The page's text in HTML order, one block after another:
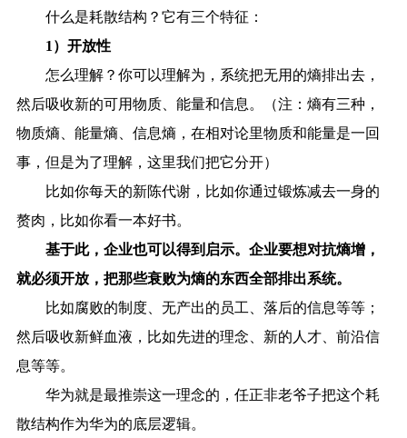
什么是耗散结构？它有三个特征：
1）开放性
怎么理解？你可以理解为，系统把无用的熵排出去，
然后吸收新的可用物质、能量和信息。（注：熵有三种，
物质熵、能量熵、信息熵，在相对论里物质和能量是一回
事，但是为了理解，这里我们把它分开）
比如你每天的新陈代谢，比如你通过锻炼减去一身的
赘肉，比如你看一本好书。
基于此，企业也可以得到启示。企业要想对抗熵增，
就必须开放，把那些衰败为熵的东西全部排出系统。
比如腐败的制度、无产出的员工、落后的信息等等；
然后吸收新鲜血液，比如先进的理念、新的人才、前沿信
息等等。
华为就是最推崇这一理念的，任正非老爷子把这个耗
散结构作为华为的底层逻辑。